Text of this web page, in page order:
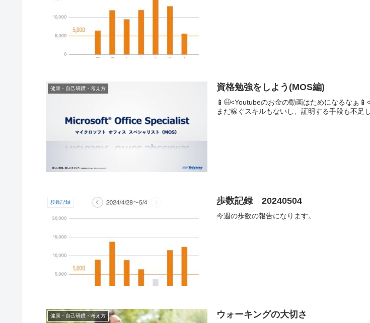
健康・自己研鑽・考え方 資格勉強をしよう(MOS編)
📱😆<Youtubeのお金の動画はためになるなぁ
まだ稼ぐスキルもないし、証明する手段も不足
歩数記録 歩数記録 20240504
今週の歩数の報告になります。
健康・自己研鑽・考え方 ウォーキングの大切さ